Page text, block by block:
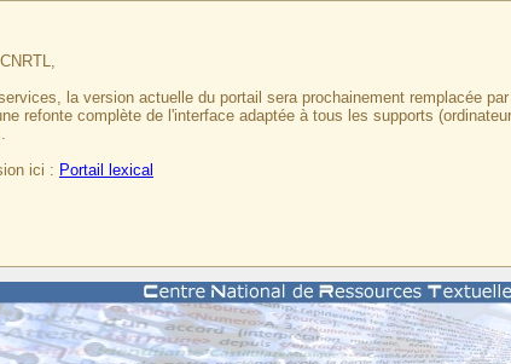
la version actuelle du portail sera prochainement remplacée
refonte complète de l'interface adaptée à tous les supports
ici : Portail lexical